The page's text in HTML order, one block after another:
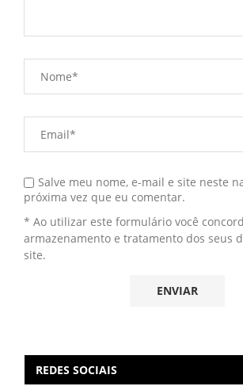
Salve meu nome, e-mail e site neste
próxima vez que eu comentar.
* Ao utilizar este formulário você
armazenamento e tratamento dos seus
site.
REDES SOCIAIS